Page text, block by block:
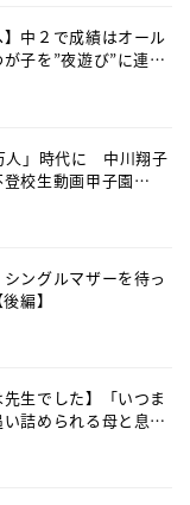
】中２で成績はオール
子を”夜遊び”に連れ
人」時代に 中川翔子
校生動画甲子園
ングルマザーを待っ
編】
生でした】「いつま
詰められる母と息子